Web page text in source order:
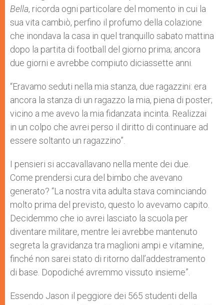
Bella, ricorda ogni particolare del momento in cui la
sua vita cambiò, perfino il profumo della colazione
che inondava la casa in quel tranquillo sabato mattina
dopo la partita di football del giorno prima; ancora
due giorni e avrebbe compiuto diciassette anni.
“Eravamo seduti nella mia stanza, due ragazzini: era
ancora la stanza di un ragazzo la mia, piena di poster;
vicino a me avevo la mia fidanzata incinta. Realizzai
in un colpo che avrei perso il diritto di continuare ad
essere soltanto un ragazzino”.
I pensieri si accavallavano nella mente dei due.
Come prendersi cura del bimbo che avevano
generato? “La nostra vita adulta stava cominciando
molto prima del previsto, questo lo avevamo capito.
Decidemmo che io avrei lasciato la scuola per
diventare militare, mentre lei avrebbe mantenuto
segreta la gravidanza tra maglioni ampi e vitamine,
finché non sarei stato di ritorno dall’addestramento
di base. Dopodiché avremmo vissuto insieme”.
Essendo Jason il peggiore dei 565 studenti della